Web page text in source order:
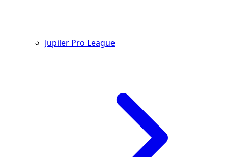
Jupiler Pro League